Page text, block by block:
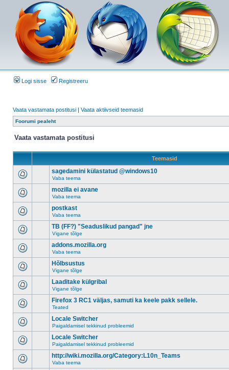
Logi sisse Registreeru
Vaata vastamata postitusi | Vaata aktiivseid teemasid
Foorumi pealeht
Vaata vastamata postitusi
Teemasid
sagedamini külastatud @windows10
Vaba teema
mozilla ei avane
Vaba teema
postkast
Vaba teema
TB (FF?) "Seaduslikud pangad" jne
Vigane tõlge
addons.mozilla.org
Vaba teema
Hõlbsustus
Vigane tõlge
Laaditake külgribal
Vigane tõlge
Firefox 3 RC1 väljas, samuti ka keele pakk sellele.
Teated
Locale Switcher
Paigaldamisel tekkinud probleemid
Locale Switcher
Paigaldamisel tekkinud probleemid
http://wiki.mozilla.org/Category:L10n_Teams
Vaba teema